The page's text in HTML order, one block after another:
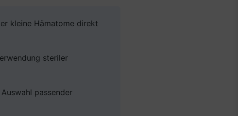
kleine Hämatome direkt
steriler
passender